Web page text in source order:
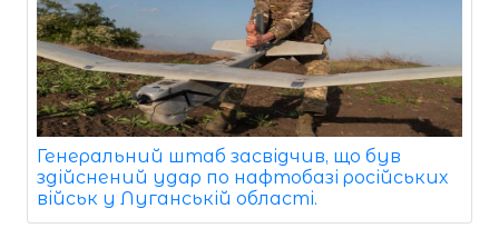
Генеральний штаб засвідчив, що був
здійснений удар по нафтобазі російських
військ у Луганській області.